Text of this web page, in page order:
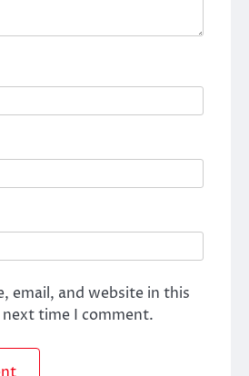
email, and website in this
time I comment.